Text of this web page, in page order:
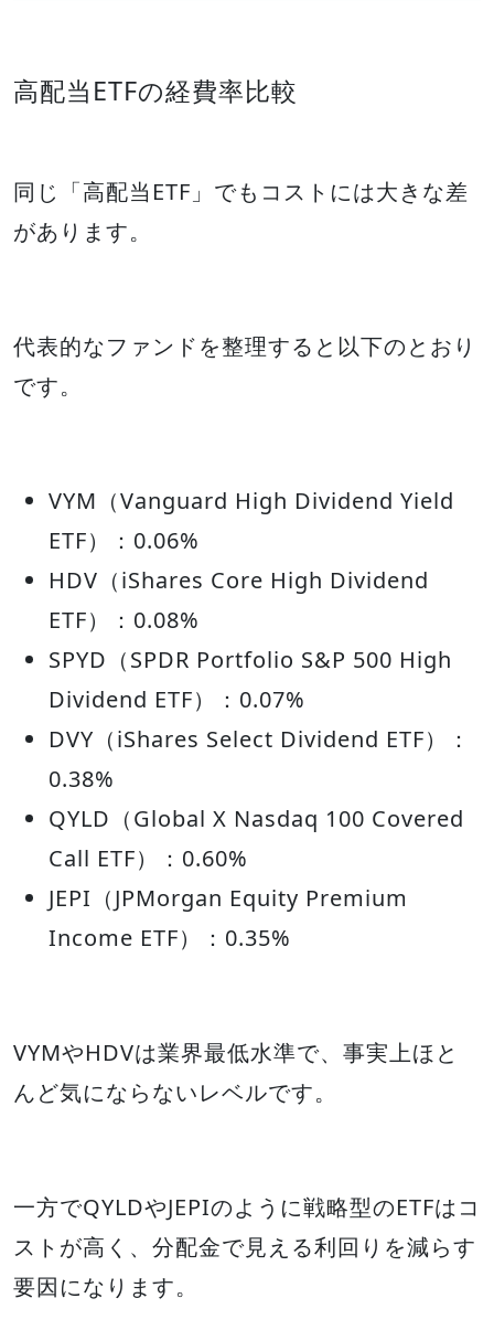
高配当ETFの経費率比較
同じ「高配当ETF」でもコストには大きな差
があります。
代表的なファンドを整理すると以下のとおり
です。
VYM（Vanguard High Dividend Yield
ETF）：0.06%
HDV（iShares Core High Dividend
ETF）：0.08%
SPYD（SPDR Portfolio S&P 500 High
Dividend ETF）：0.07%
DVY（iShares Select Dividend ETF）：
0.38%
QYLD（Global X Nasdaq 100 Covered
Call ETF）：0.60%
JEPI（JPMorgan Equity Premium
Income ETF）：0.35%
VYMやHDVは業界最低水準で、事実上ほと
んど気にならないレベルです。
一方でQYLDやJEPIのように戦略型のETFはコ
ストが高く、分配金で見える利回りを減らす
要因になります。